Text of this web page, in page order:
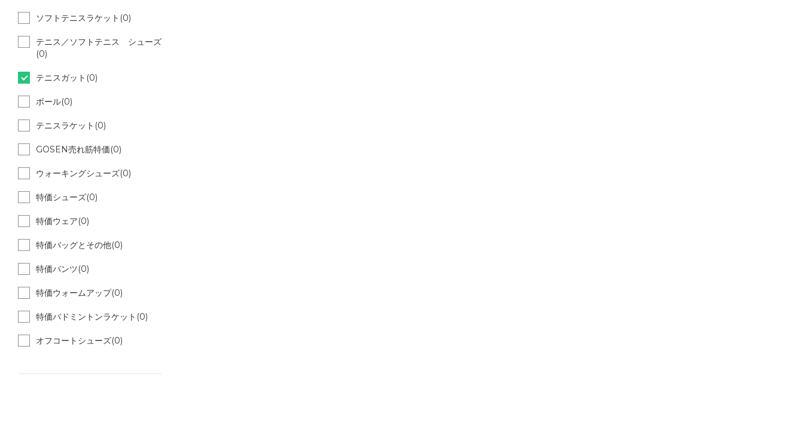
ソフトテニスラケット(0)
テニス／ソフトテニス シューズ
(0)
テニスガット(0)
ボール(0)
テニスラケット(0)
GOSEN売れ筋特価(0)
ウォーキングシューズ(0)
特価シューズ(0)
特価ウェア(0)
特価バッグとその他(0)
特価パンツ(0)
特価ウォームアップ(0)
特価バドミントンラケット(0)
オフコートシューズ(0)